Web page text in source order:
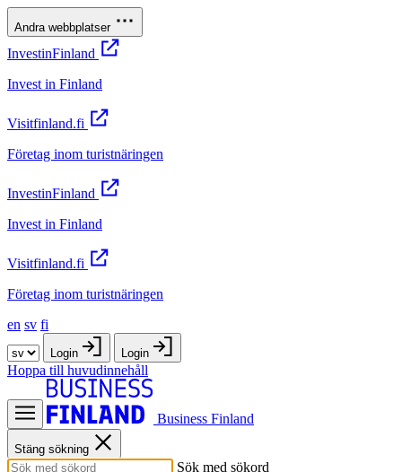
Andra webbplatser
InvestinFinland
Invest in Finland
Visitfinland.fi
Företag inom turistnäringen
InvestinFinland
Invest in Finland
Visitfinland.fi
Företag inom turistnäringen
en sv fi
Login Login
Hoppa till huvudinnehåll
Business Finland
Stäng sökning
Sök med sökord